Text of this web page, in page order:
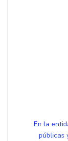
En la
públicas